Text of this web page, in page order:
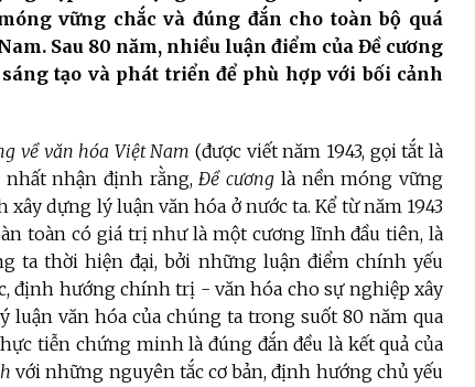
vững chắc và đúng đắn cho toàn bộ quá
Sau 80 năm, nhiều luận điểm của Đề cương
tạo và phát triển để phù hợp với bối cảnh
về văn hóa Việt Nam (được viết năm 1943, gọi tắt là
nhất nhận định rằng,Đề cương là nền móng vững
dựng lý luận văn hóa ở nước ta. Kể từ năm 1943
toàn có giá trị như là một cương lĩnh đầu tiên, là
ta thời hiện đại, bởi những luận điểm chính yếu
định hướng chính trị - văn hóa cho sự nghiệp xây
văn hóa của chúng ta trong suốt 80 năm qua
tiễn chứng minh là đúng đắn đều là kết quả của
với những nguyên tắc cơ bản, định hướng chủ yếu